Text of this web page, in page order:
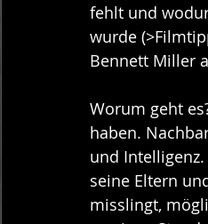
fehlt und
wurde
Bennett Miller
Worum geht
haben.
und
seine Eltern
misslingt,